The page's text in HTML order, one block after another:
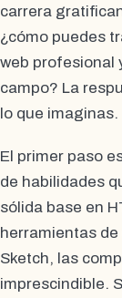
carrera
¿cómo puedes
web profesional
campo? La
lo que imaginas.
El primer paso
de habilidades
sólida base en
herramientas
Sketch, las
imprescindible.